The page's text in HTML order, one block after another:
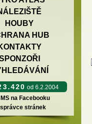
HOUBY
HUB
od 6.2.2004
na Facebooku
správce stránek